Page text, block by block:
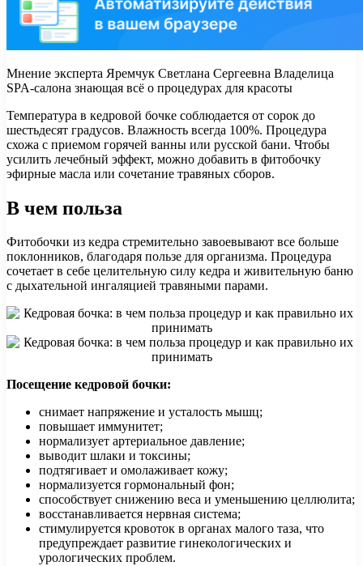
Мнение эксперта Яремчук Светлана Сергеевна Владелица
SPA-салона знающая всё о процедурах для красоты
Температура в кедровой бочке соблюдается от сорок до
шестьдесят градусов. Влажность всегда 100%. Процедура
схожа с приемом горячей ванны или русской бани. Чтобы
усилить лечебный эффект, можно добавить в фитобочку
эфирные масла или сочетание травяных сборов.
В чем польза
Фитобочки из кедра стремительно завоевывают все больше
поклонников, благодаря пользе для организма. Процедура
сочетает в себе целительную силу кедра и живительную баню
с дыхательной ингаляцией травяными парами.
Посещение кедровой бочки:
снимает напряжение и усталость мышц;
повышает иммунитет;
нормализует артериальное давление;
выводит шлаки и токсины;
подтягивает и омолаживает кожу;
нормализуется гормональный фон;
способствует снижению веса и уменьшению целлюлита;
восстанавливается нервная система;
стимулируется кровоток в органах малого таза, что
предупреждает развитие гинекологических и
урологических проблем.